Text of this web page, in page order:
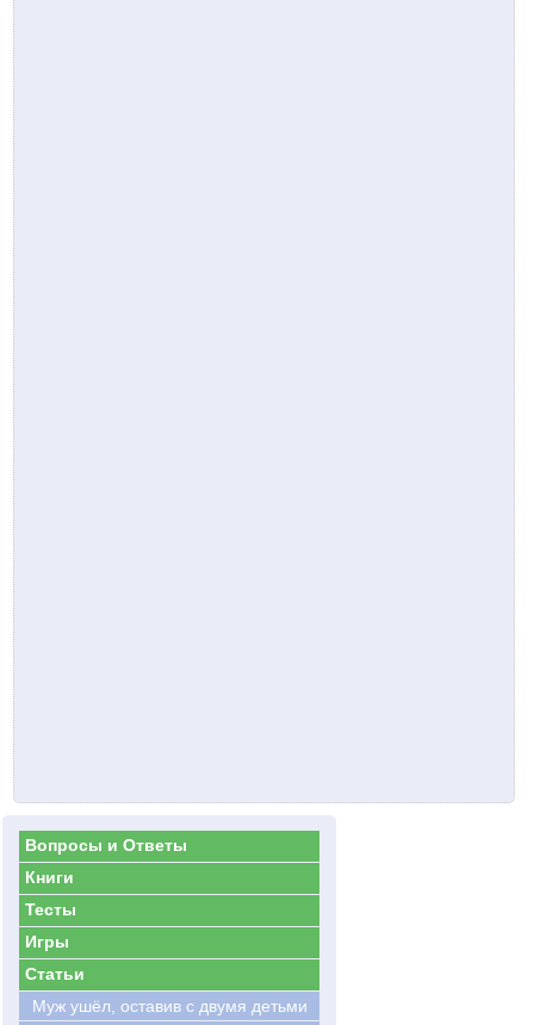
Вопросы и Ответы
Книги
Тесты
Игры
Статьи
Муж ушёл, оставив с двумя детьми